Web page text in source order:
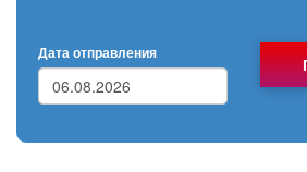
Дата отправления